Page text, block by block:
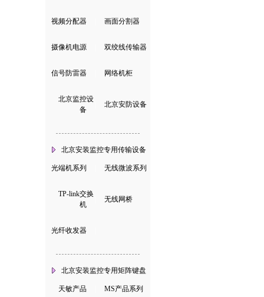
视频分配器 画面分割器
摄像机电源 双绞线传输器
信号防雷器 网络机柜
北京监控设
备
北京安防设备
北京安装监控专用传输设备
光端机系列 无线微波系列
TP-link交换
机
无线网桥
光纤收发器
北京安装监控专用矩阵键盘
天敏产品 MS产品系列